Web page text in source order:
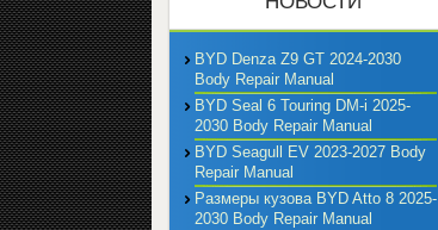
BYD Denza Z9 GT 2024-2030
Body Repair Manual
BYD Seal 6 Touring DM-i 2025-
2030 Body Repair Manual
BYD Seagull EV 2023-2027 Body
Repair Manual
Размеры кузова BYD Atto 8 2025-
2030 Body Repair Manual